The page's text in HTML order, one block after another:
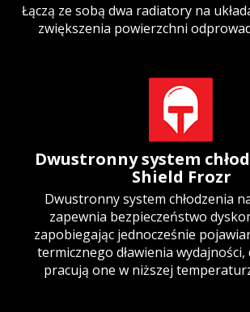
Łączą ze sobą dwa radiatory na
zwiększenia powierzchni
Dwustronny system
Shield Frozr
Dwustronny system chłodzenia
zapewnia bezpieczeństwo
zapobiegając jednocześnie
termicznego dławienia wydajności,
pracują one w niższej